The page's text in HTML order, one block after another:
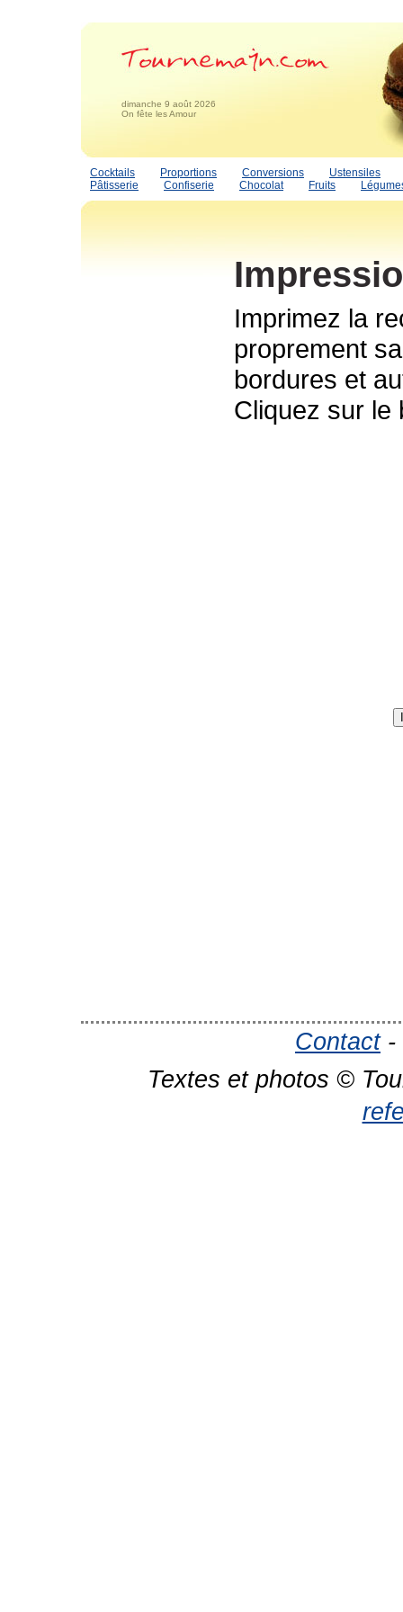
dimanche 9 août 2026
On fête les Amour
Cocktails Proportions Conversions
Ustensiles
Pâtisserie
Confiserie Chocolat Fruits
Imprimez la
proprement
bordures et
Cliquez sur le
Contact-
Textes et photos ©